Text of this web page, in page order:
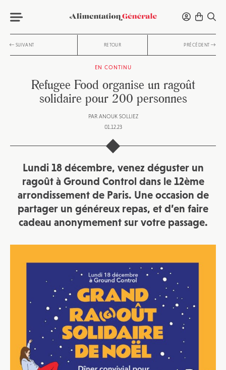
SUIVANT RETOUR PRÉCÉDENT
EN CONTINU
Refugee Food organise un ragoût
solidaire pour 200 personnes
PAR ANOUK SOLLIEZ
01.12.23
Lundi 18 décembre, venez déguster un
ragoût à Ground Control dans le 12ème
arrondissement de Paris. Une occasion de
partager un généreux repas, et d’en faire
cadeau anonymement sur votre passage.